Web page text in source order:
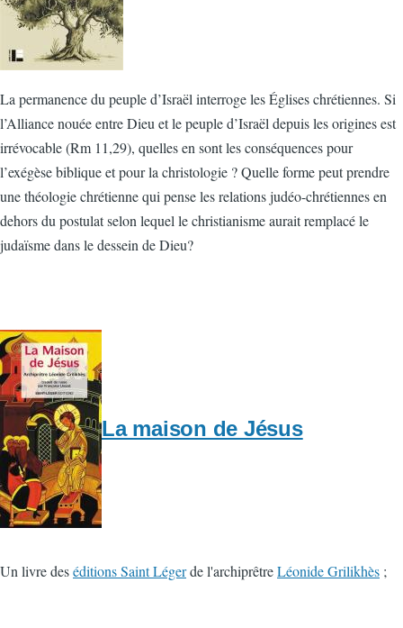
La permanence du peuple d’Israël interroge les Églises chrétiennes. Si
l’Alliance nouée entre Dieu et le peuple d’Israël depuis les origines est
irrévocable (Rm 11,29), quelles en sont les conséquences pour
l’exégèse biblique et pour la christologie ? Quelle forme peut prendre
une théologie chrétienne qui pense les relations judéo-chrétiennes en
dehors du postulat selon lequel le christianisme aurait remplacé le
judaïsme dans le dessein de Dieu?
La maison de Jésus
Un livre deséditions Saint Légerde l'archiprêtreLéonide Grilikhès ;